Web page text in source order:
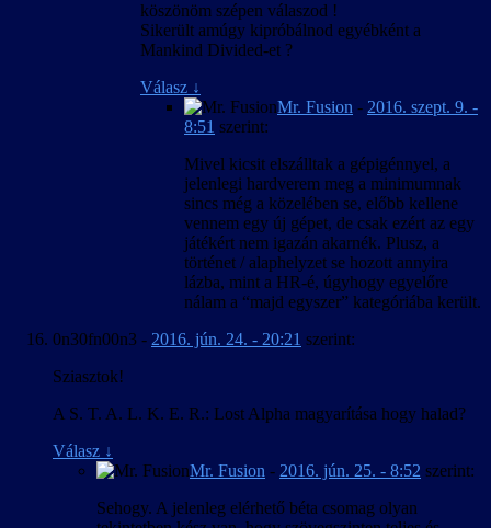
köszönöm szépen válaszod !
Sikerült amúgy kipróbálnod egyébként a
Mankind Divided-et ?
Válasz ↓
Mr. Fusion - 2016. szept. 9. -
8:51 szerint:
Mivel kicsit elszálltak a gépigénnyel, a
jelenlegi hardverem meg a minimumnak
sincs még a közelében se, előbb kellene
vennem egy új gépet, de csak ezért az egy
játékért nem igazán akarnék. Plusz, a
történet / alaphelyzet se hozott annyira
lázba, mint a HR-é, úgyhogy egyelőre
nálam a “majd egyszer” kategóriába került.
0n30fn00n3 - 2016. jún. 24. - 20:21 szerint:
Sziasztok!
A S. T. A. L. K. E. R.: Lost Alpha magyarítása hogy halad?
Válasz ↓
Mr. Fusion - 2016. jún. 25. - 8:52 szerint:
Sehogy. A jelenleg elérhető béta csomag olyan